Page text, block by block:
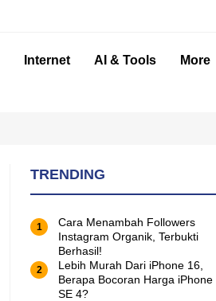
Internet AI & Tools More
TRENDING
Cara Menambah Followers
Instagram Organik, Terbukti
Berhasil!
Lebih Murah Dari iPhone 16,
Berapa Bocoran Harga iPhone
SE 4?